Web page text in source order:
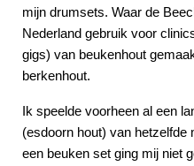
mijn drumsets. Waar de
Nederland gebruik voor
gigs) van beukenhout
berkenhout.
Ik speelde voorheen al een
(esdoorn hout) van
een beuken set ging mij niet